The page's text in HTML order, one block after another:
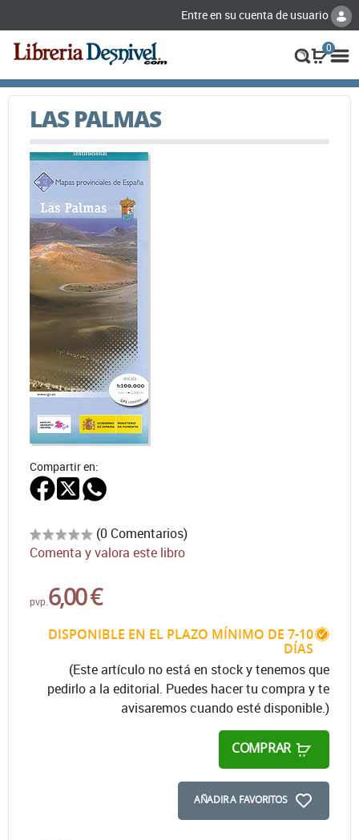
Entre en su cuenta de usuario
0
LAS PALMAS
Compartir en:
(0 Comentarios)
Comenta y valora este libro
pvp. 6,00 €
DISPONIBLE EN EL PLAZO MÍNIMO DE 7-10
DÍAS
(Este artículo no está en stock y tenemos que
pedirlo a la editorial. Puedes hacer tu compra y te
avisaremos cuando esté disponible.)
COMPRAR
AÑADIR A FAVORITOS